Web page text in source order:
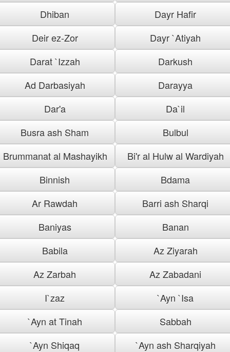
Dhiban
Dayr Hafir
Deir ez-Zor
Dayr `Atiyah
Darat `Izzah
Darkush
Ad Darbasiyah
Darayya
Dar'a
Da`il
Busra ash Sham
Bulbul
Brummanat al Mashayikh
Bi'r al Hulw al Wardiyah
Binnish
Bdama
Ar Rawdah
Barri ash Sharqi
Baniyas
Banan
Babila
Az Ziyarah
Az Zarbah
Az Zabadani
I`zaz
`Ayn `Isa
`Ayn at Tinah
Sabbah
`Ayn Shiqaq
`Ayn ash Sharqiyah